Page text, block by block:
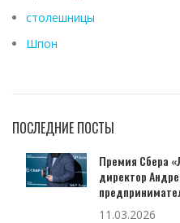
столешницы
Шпон
ПОСЛЕДНИЕ ПОСТЫ
Премия Сбера
директор
11.03.2026